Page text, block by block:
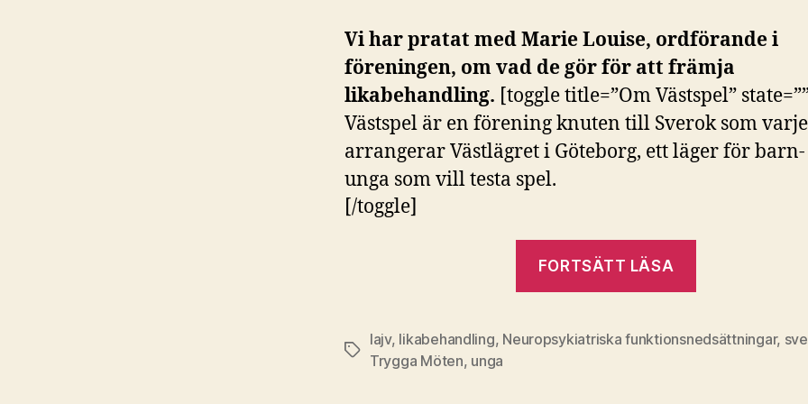
Vi har pratat med Marie Louise, ordförande i
föreningen, om vad de gör för att främja
likabehandling. [toggle title=”Om Västspel”
Västspel är en förening knuten till Sverok som
arrangerar Västlägret i Göteborg, ett läger för
unga som vill testa spel.
[/toggle]
FORTSÄTT LÄSA
Etiketter
lajv, likabehandling, Neuropsykiatriska funktionsnedsättningar,
Trygga Möten, unga